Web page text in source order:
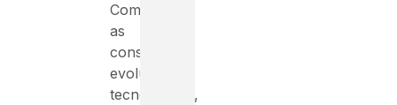
Com
as
constantes
evoluções
tecnológicas,